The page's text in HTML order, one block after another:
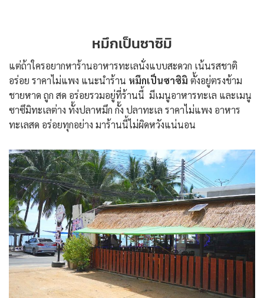
หมึกเป็นซาซิมิ
แต่ถ้าใครอยากหาร้านอาหารทะเลนั่งแบบสะดวก เน้นรสชาติ
อร่อย ราคาไม่แพง แนะนำร้าน หมึกเป็นซาซิมิ ตั้งอยู่ตรงข้าม
ชายหาด ถูก สด อร่อยรวมอยู่ที่ร้านนี้ มีเมนูอาหารทะเล และเมนู
ซาซึมิทะเลต่าง ทั้งปลาหมึก กั้ง ปลาทะเล ราคาไม่แพง อาหาร
ทะเลสด อร่อยทุกอย่าง มาร้านนี้ไม่ผิดหวังแน่นอน